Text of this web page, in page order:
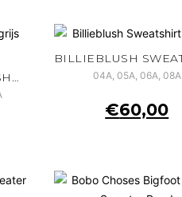
BILLIEBLUSH SWEATSHIRT GRIJS UNICORN 04A, 05A, 06A, 08A
€60,00